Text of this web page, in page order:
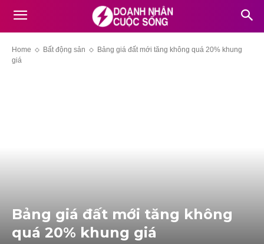
Home Bất động sản
Bảng giá đất mới tăng không quá 20% khung
giá
Bảng giá đất mới tăng không
quá 20% khung giá